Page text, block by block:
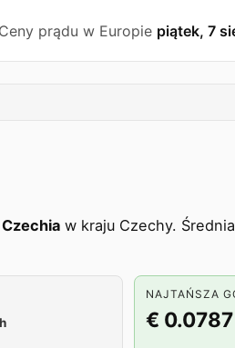
Ceny prądu w Europie piątek, 7
Czechia w kraju Czechy.
NAJTAŃSZA
€ 0.0787